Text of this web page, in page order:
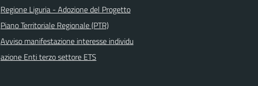
Regione Liguria - Adozione del Progetto
Piano Territoriale Regionale (PTR)
Avviso manifestazione interesse individu
azione Enti terzo settore ETS